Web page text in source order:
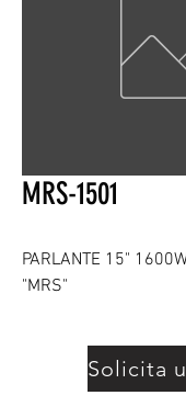
MRS-1501
PARLANTE 15"
"MRS"